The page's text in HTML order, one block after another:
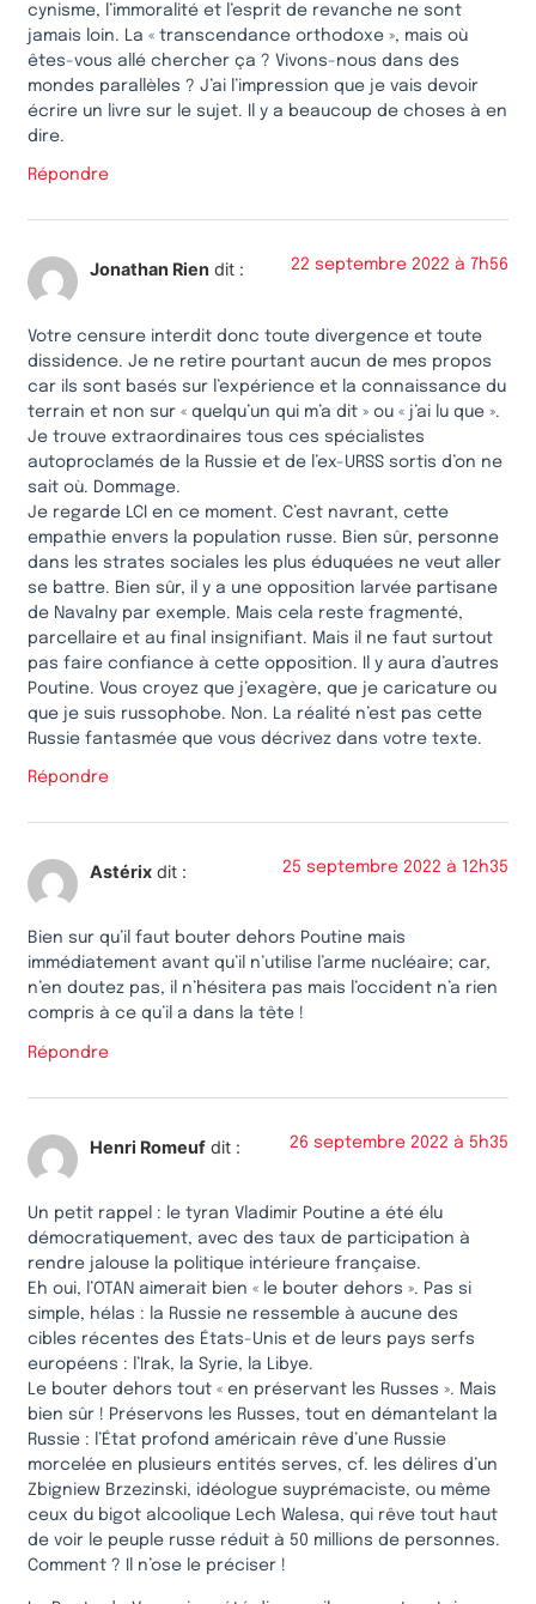
cynisme, l’immoralité et l’esprit de revanche ne sont
jamais loin. La « transcendance orthodoxe », mais où
êtes-vous allé chercher ça ? Vivons-nous dans des
mondes parallèles ? J’ai l’impression que je vais devoir
écrire un livre sur le sujet. Il y a beaucoup de choses à en
dire.
Répondre
Jonathan Rien dit : 22 septembre 2022 à 7h56
Votre censure interdit donc toute divergence et toute
dissidence. Je ne retire pourtant aucun de mes propos
car ils sont basés sur l’expérience et la connaissance du
terrain et non sur « quelqu’un qui m’a dit » ou « j’ai lu que ».
Je trouve extraordinaires tous ces spécialistes
autoproclamés de la Russie et de l’ex-URSS sortis d’on ne
sait où. Dommage.
Je regarde LCI en ce moment. C’est navrant, cette
empathie envers la population russe. Bien sûr, personne
dans les strates sociales les plus éduquées ne veut aller
se battre. Bien sûr, il y a une opposition larvée partisane
de Navalny par exemple. Mais cela reste fragmenté,
parcellaire et au final insignifiant. Mais il ne faut surtout
pas faire confiance à cette opposition. Il y aura d’autres
Poutine. Vous croyez que j’exagère, que je caricature ou
que je suis russophobe. Non. La réalité n’est pas cette
Russie fantasmée que vous décrivez dans votre texte.
Répondre
Astérix dit : 25 septembre 2022 à 12h35
Bien sur qu’il faut bouter dehors Poutine mais
immédiatement avant qu’il n’utilise l’arme nucléaire; car,
n’en doutez pas, il n’hésitera pas mais l’occident n’a rien
compris à ce qu’il a dans la tête !
Répondre
Henri Romeuf dit : 26 septembre 2022 à 5h35
Un petit rappel : le tyran Vladimir Poutine a été élu
démocratiquement, avec des taux de participation à
rendre jalouse la politique intérieure française.
Eh oui, l’OTAN aimerait bien « le bouter dehors ». Pas si
simple, hélas : la Russie ne ressemble à aucune des
cibles récentes des États-Unis et de leurs pays serfs
européens : l’Irak, la Syrie, la Libye.
Le bouter dehors tout « en préservant les Russes ». Mais
bien sûr ! Préservons les Russes, tout en démantelant la
Russie : l’État profond américain rêve d’une Russie
morcelée en plusieurs entités serves, cf. les délires d’un
Zbigniew Brzezinski, idéologue suyprémaciste, ou même
ceux du bigot alcoolique Lech Walesa, qui rêve tout haut
de voir le peuple russe réduit à 50 millions de personnes.
Comment ? Il n’ose le préciser !